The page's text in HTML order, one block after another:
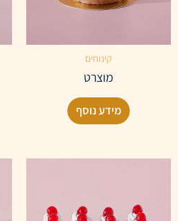
קינוחים
מוצרט
מידע נוסף